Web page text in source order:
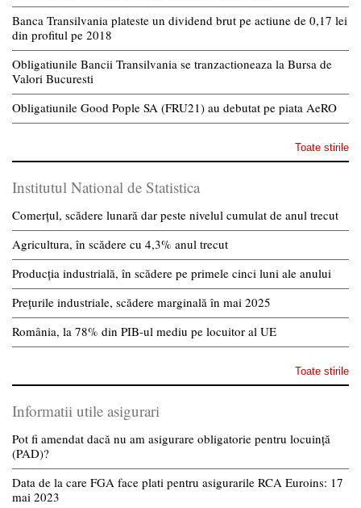
Banca Transilvania plateste un dividend brut pe actiune de 0,17 lei
din profitul pe 2018
Obligatiunile Bancii Transilvania se tranzactioneaza la Bursa de
Valori Bucuresti
Obligatiunile Good Pople SA (FRU21) au debutat pe piata AeRO
Toate stirile
Institutul National de Statistica
Comerțul, scădere lunară dar peste nivelul cumulat de anul trecut
Agricultura, în scădere cu 4,3% anul trecut
Producția industrială, în scădere pe primele cinci luni ale anului
Prețurile industriale, scădere marginală în mai 2025
România, la 78% din PIB-ul mediu pe locuitor al UE
Toate stirile
Informatii utile asigurari
Pot fi amendat dacă nu am asigurare obligatorie pentru locuință
(PAD)?
Data de la care FGA face plati pentru asigurarile RCA Euroins: 17
mai 2023